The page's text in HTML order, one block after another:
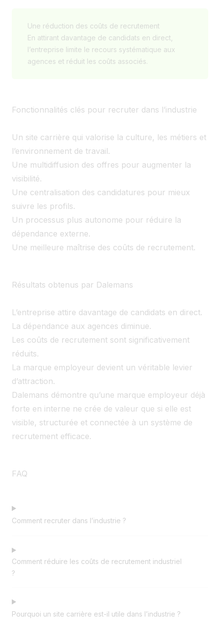
Une réduction des coûts de recrutement
En attirant davantage de candidats en direct,
l’entreprise limite le recours systématique aux
agences et réduit les coûts associés.
Fonctionnalités clés pour recruter dans l’industrie
Un site carrière qui valorise la culture, les métiers et
l’environnement de travail.
Une multidiffusion des offres pour augmenter la
visibilité.
Une centralisation des candidatures pour mieux
suivre les profils.
Un processus plus autonome pour réduire la
dépendance externe.
Une meilleure maîtrise des coûts de recrutement.
Résultats obtenus par Dalemans
L’entreprise attire davantage de candidats en direct.
La dépendance aux agences diminue.
Les coûts de recrutement sont significativement
réduits.
La marque employeur devient un véritable levier
d’attraction.
Dalemans démontre qu’une marque employeur déjà
forte en interne ne crée de valeur que si elle est
visible, structurée et connectée à un système de
recrutement efficace.
FAQ
Comment recruter dans l’industrie ?
Comment réduire les coûts de recrutement industriel
?
Pourquoi un site carrière est-il utile dans l’industrie ?